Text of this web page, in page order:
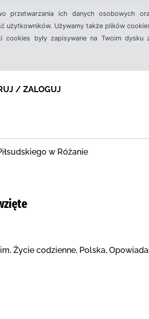
przetwarzania ich danych osobowych
Używamy także plików
były zapisywane na Twoim dysku
/ ZALOGUJ
w Różanie
Życie codzienne, Polska,